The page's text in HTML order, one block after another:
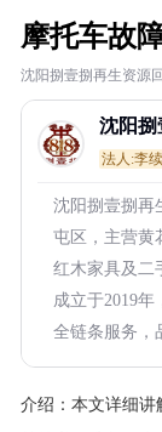
摩托车故
沈阳捌壹捌再生资源
沈阳捌
司
法人:李
沈阳捌壹捌再
屯区，主营黄
红木家具及二
成立于2019
全链条服务，
介绍： 本文详细讲